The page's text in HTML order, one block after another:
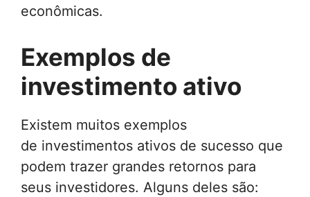
econômicas.
Exemplos de
investimento ativo
Existem muitos exemplos
de investimentos ativos de sucesso que
podem trazer grandes retornos para
seus investidores. Alguns deles são: